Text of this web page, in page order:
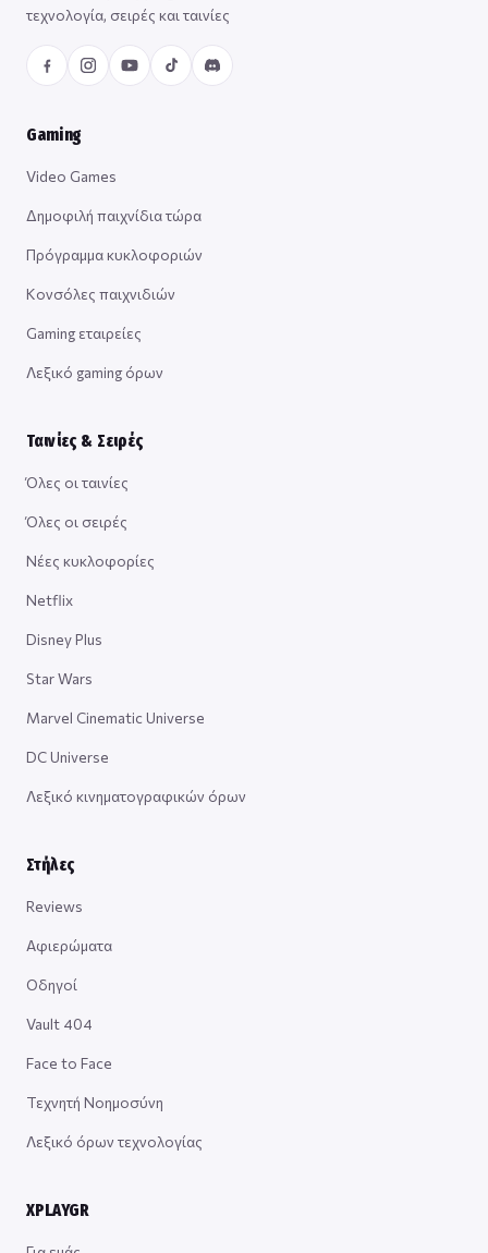
τεχνολογία, σειρές και ταινίες
Gaming
Video Games
Δημοφιλή παιχνίδια τώρα
Πρόγραμμα κυκλοφοριών
Κονσόλες παιχνιδιών
Gaming εταιρείες
Λεξικό gaming όρων
Ταινίες & Σειρές
Όλες οι ταινίες
Όλες οι σειρές
Νέες κυκλοφορίες
Netflix
Disney Plus
Star Wars
Marvel Cinematic Universe
DC Universe
Λεξικό κινηματογραφικών όρων
Στήλες
Reviews
Αφιερώματα
Οδηγοί
Vault 404
Face to Face
Τεχνητή Νοημοσύνη
Λεξικό όρων τεχνολογίας
XPLAYGR